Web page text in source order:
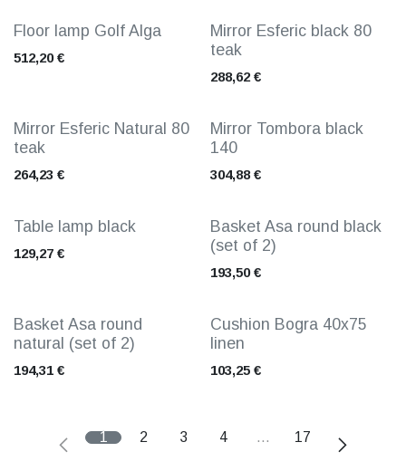
Floor lamp Golf Alga
512,20€
Mirror Esferic black 80
teak
288,62€
Mirror Esferic Natural 80
teak
264,23 €
Mirror Tombora black
140
304,88€
Table lamp black
129,27 €
Basket Asa round black
(set of 2)
193,50€
Basket Asa round
natural (set of 2)
194,31 €
Cushion Bogra 40x75
linen
103,25€
1 2 3 4 … 17